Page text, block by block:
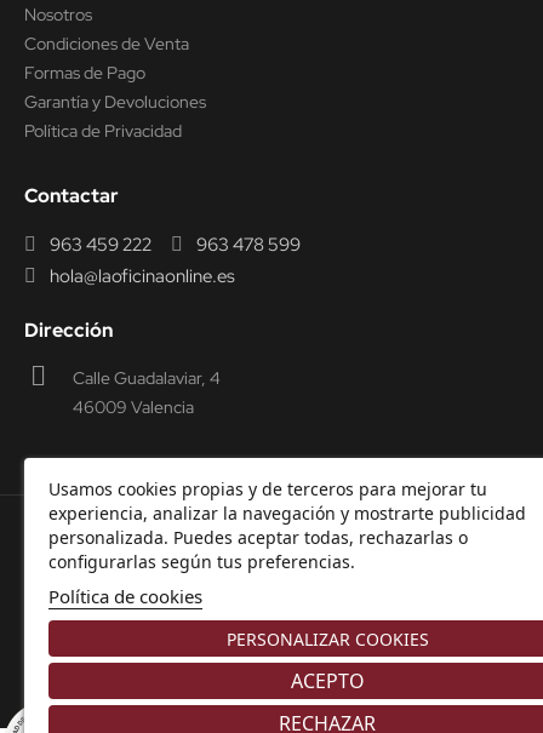
Usamos cookies propias y de terceros para mejorar tu
experiencia, analizar la navegación y mostrarte publicidad
personalizada. Puedes aceptar todas, rechazarlas o
configurarlas según tus preferencias.
Política de cookies
PERSONALIZAR COOKIES
RECHAZAR
ACEPTO
Nosotros
Condiciones de Venta
Formas de Pago
Garantía y Devoluciones
Política de Privacidad
Contactar
963 459 222
963 478 599
hola@laoficinaonline.es
Dirección
Calle Guadalaviar, 4
46009 Valencia
© 2000-2026 Laoficinaonline.SIDEOFFICE, S.L. CIF
B98914336 -
Aviso Legal -
Privacidad